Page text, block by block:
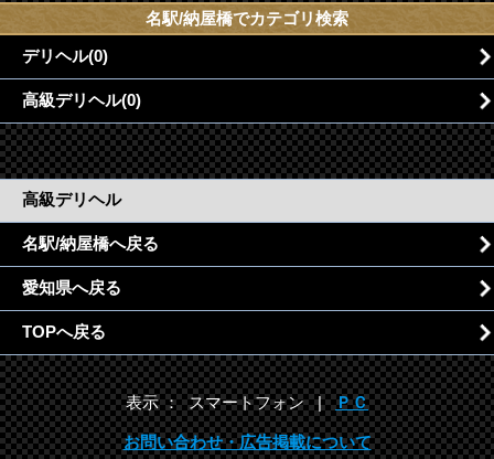
名駅/納屋橋でカテゴリ検索
デリヘル(0)
高級デリヘル(0)
高級デリヘル
名駅/納屋橋へ戻る
愛知県へ戻る
TOPへ戻る
表示 ： スマートフォン |ＰＣ
お問い合わせ・広告掲載について